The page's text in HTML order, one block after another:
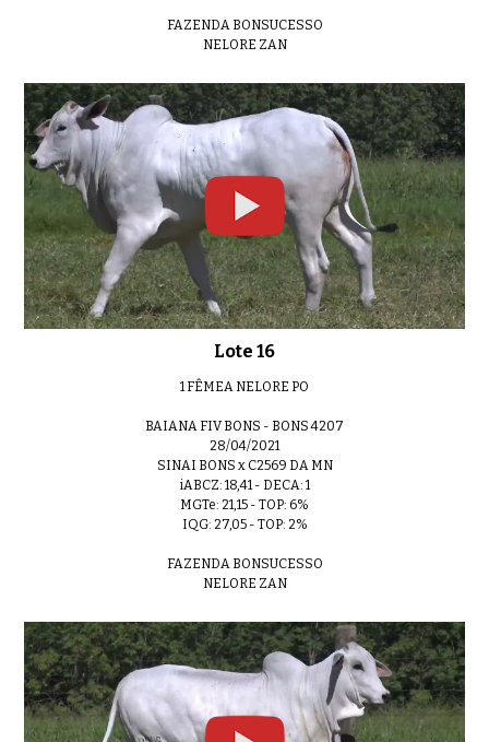
FAZENDA BONSUCESSO
NELORE ZAN
Lote 16
1 FÊMEA NELORE PO
BAIANA FIV BONS - BONS 4207
28/04/2021
SINAI BONS x C2569 DA MN
iABCZ: 18,41 - DECA: 1
MGTe: 21,15 - TOP: 6%
IQG: 27,05 - TOP: 2%
FAZENDA BONSUCESSO
NELORE ZAN